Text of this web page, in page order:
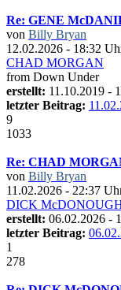
Re: GENE
von Billy Bryan
12.02.2026 - 18:32
CHAD MORGAN
from Down Under
erstellt: 11.10.2019 -
letzter Beitrag:
9
1033
Re: CHAD
von Billy Bryan
11.02.2026 - 22:37
DICK
erstellt: 06.02.2026 -
letzter Beitrag:
1
278